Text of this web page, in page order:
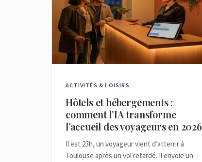
ACTIVITÉS & LOISIRS
Hôtels et hébergements :
comment l’IA transforme
l’accueil des voyageurs en 2026
Il est 23h, un voyageur vient d’atterrir à
Toulouse après un vol retardé. Il envoie un